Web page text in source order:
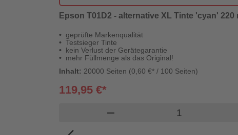
Epson T01D2 - alternative XL Tinte 'cyan'
geprüfte Markenqualität
Testsieger Tinte
kein Verlust der Gerätegarantie
mehr Füllmenge als das Original!
Inhalt: 20000 Seiten (0,60 €* / 100 Seiten)
119,95 €*
remove Produkt